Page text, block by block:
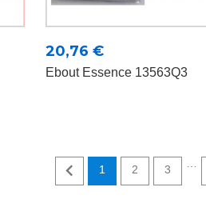
Prix
20,76 €
Ebout Essence 13563Q3
 1 2 3